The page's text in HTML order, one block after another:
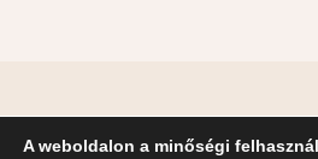
© Finda Ékszer – Egyedi ékszerek,
A weboldalon a minőségi